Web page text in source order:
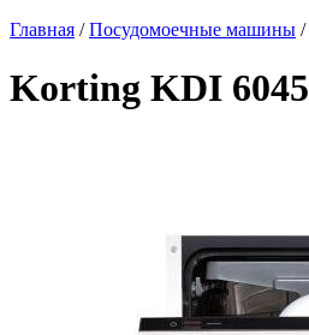
Главная /Посудомоечные машины /
Korting KDI 6045